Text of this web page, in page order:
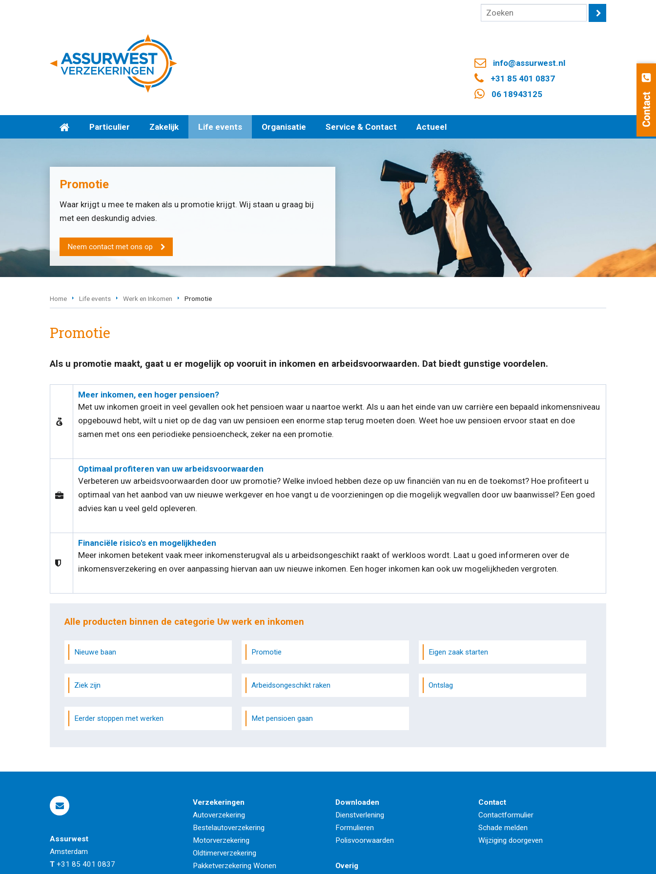
info@assurwest.nl
+31 85 401 0837
06 18943125
Particulier Zakelijk Life events Organisatie Service & Contact Actueel
Promotie
Waar krijgt u mee te maken als u promotie krijgt. Wij staan u graag bij
met een deskundig advies.
Neem contact met ons op
Home Life events Werk en Inkomen Promotie
Promotie
Als u promotie maakt, gaat u er mogelijk op vooruit in inkomen en arbeidsvoorwaarden. Dat biedt gunstige voordelen.
Meer inkomen, een hoger pensioen?
Met uw inkomen groeit in veel gevallen ook het pensioen waar u naartoe werkt. Als u aan het einde van uw carrière een bepaald inkomensniveau
opgebouwd hebt, wilt u niet op de dag van uw pensioen een enorme stap terug moeten doen. Weet hoe uw pensioen ervoor staat en doe
samen met ons een periodieke pensioencheck, zeker na een promotie.
Optimaal profiteren van uw arbeidsvoorwaarden
Verbeteren uw arbeidsvoorwaarden door uw promotie? Welke invloed hebben deze op uw financiën van nu en de toekomst? Hoe profiteert u
optimaal van het aanbod van uw nieuwe werkgever en hoe vangt u de voorzieningen op die mogelijk wegvallen door uw baanwissel? Een goed
advies kan u veel geld opleveren.
Financiële risico's en mogelijkheden
Meer inkomen betekent vaak meer inkomensterugval als u arbeidsongeschikt raakt of werkloos wordt. Laat u goed informeren over de
inkomensverzekering en over aanpassing hiervan aan uw nieuwe inkomen. Een hoger inkomen kan ook uw mogelijkheden vergroten.
Alle producten binnen de categorie Uw werk en inkomen
Nieuwe baan Promotie Eigen zaak starten
Ziek zijn Arbeidsongeschikt raken Ontslag
Eerder stoppen met werken Met pensioen gaan
Assurwest
Amsterdam
T +31 85 401 0837
Verzekeringen
Autoverzekering
Bestelautoverzekering
Motorverzekering
Oldtimerverzekering
Pakketverzekering Wonen
Downloaden
Dienstverlening
Formulieren
Polisvoorwaarden
Overig
Contact
Contactformulier
Schade melden
Wijziging doorgeven